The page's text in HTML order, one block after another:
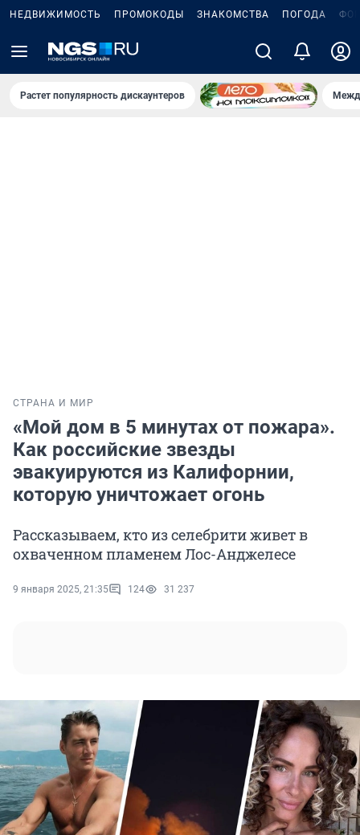
НЕДВИЖИМОСТЬ ПРОМОКОДЫ ЗНАКОМСТВА ПОГОДА
Растет популярность дискаунтеров
СТРАНА И МИР
«Мой дом в 5 минутах от пожара».
Как российские звезды
эвакуируются из Калифорнии,
которую уничтожает огонь
Рассказываем, кто из селебрити живет в
охваченном пламенем Лос-Анджелесе
9 января 2025, 21:35 124 31 237